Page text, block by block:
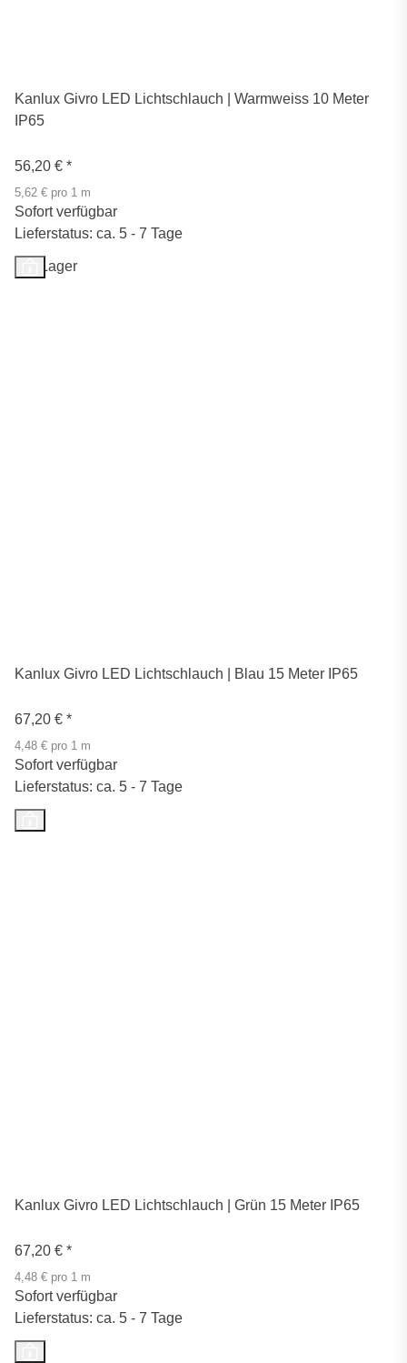
Kanlux Givro LED Lichtschlauch | Warmweiss 10 Meter
IP65
56,20 € *
5,62 € pro 1 m
Sofort verfügbar
Lieferstatus: ca. 5 - 7 Tage
Auf Lager
Kanlux Givro LED Lichtschlauch | Blau 15 Meter IP65
67,20 € *
4,48 € pro 1 m
Sofort verfügbar
Lieferstatus: ca. 5 - 7 Tage
Kanlux Givro LED Lichtschlauch | Grün 15 Meter IP65
67,20 € *
4,48 € pro 1 m
Sofort verfügbar
Lieferstatus: ca. 5 - 7 Tage